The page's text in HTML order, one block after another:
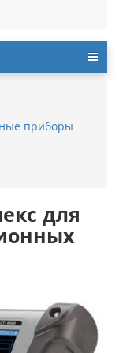
приборы
для